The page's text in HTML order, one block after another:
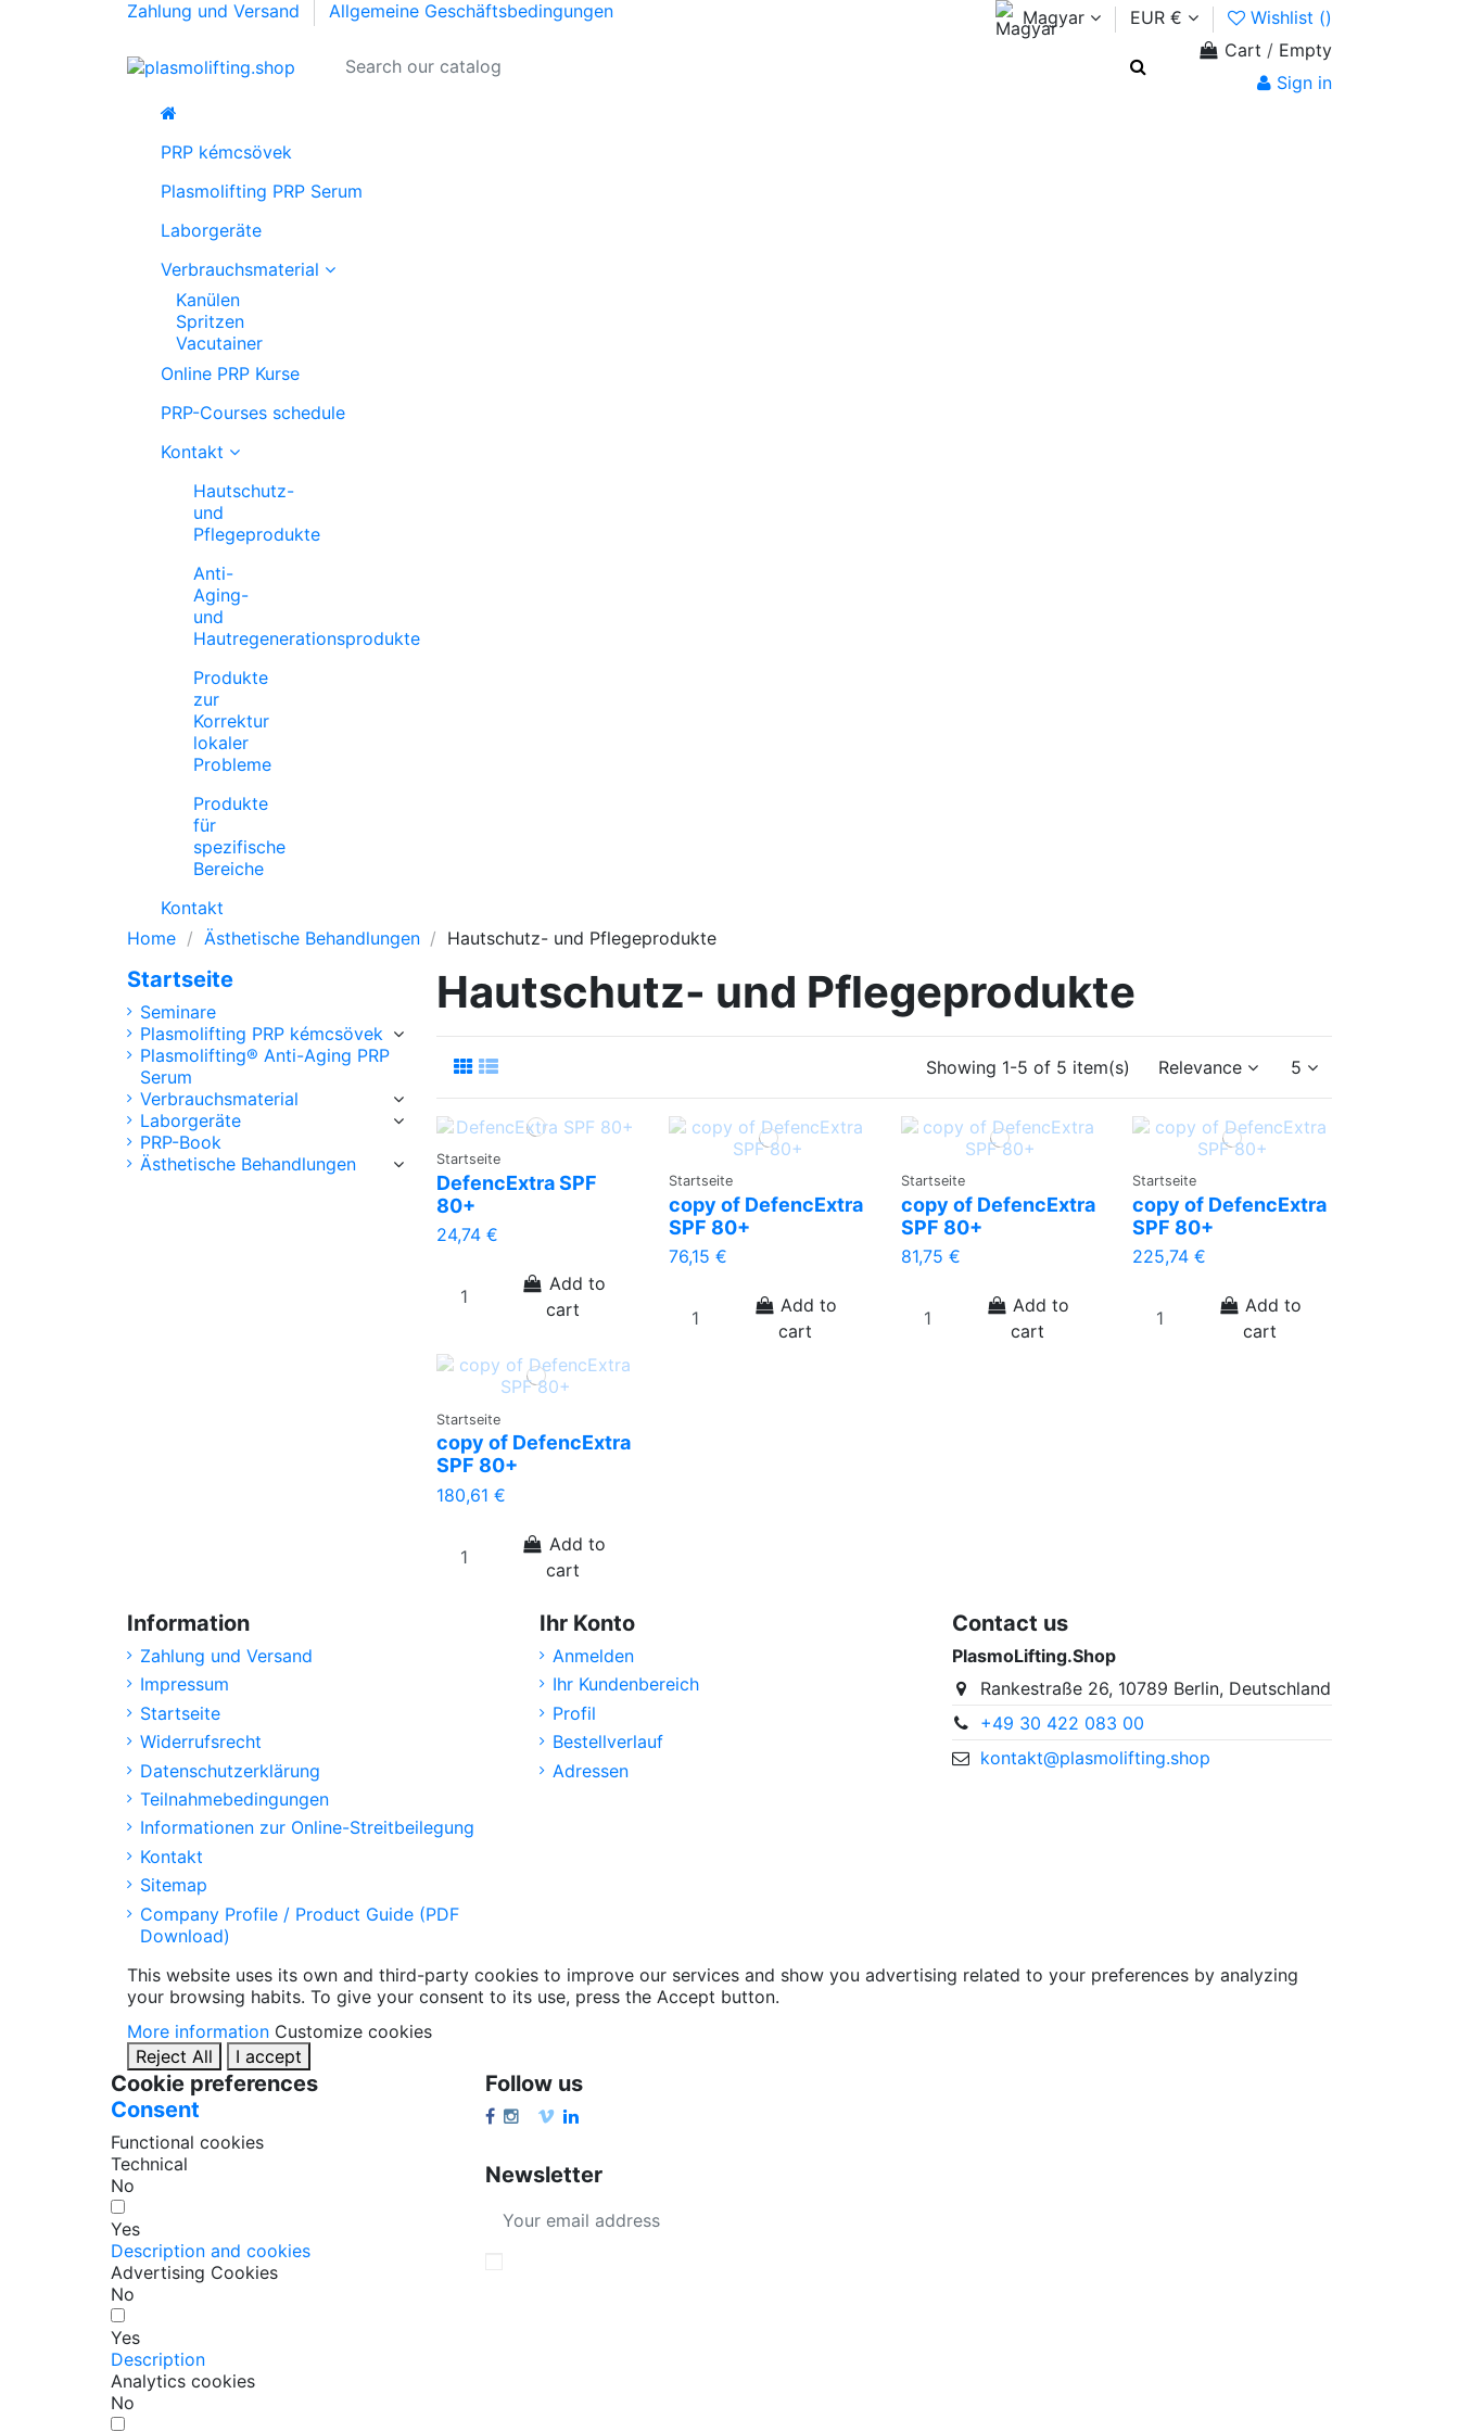
Zahlung und Versand Allgemeine Geschäftsbedingungen Magyar EUR € Wishlist ()
Cart / Empty
Sign in
PRP kémcsövek
Plasmolifting PRP Serum
Laborgeräte
Verbrauchsmaterial
Kanülen
Spritzen
Vacutainer
Online PRP Kurse
PRP-Courses schedule
Kontakt
Hautschutz-
und
Pflegeprodukte
Anti-
Aging-
und
Hautregenerationsprodukte
Produkte
zur
Korrektur
lokaler
Probleme
Produkte
für
spezifische
Bereiche
Kontakt
Home
Ästhetische Behandlungen Hautschutz- und Pflegeprodukte
Hautschutz- und Pflegeprodukte
Showing 1-5 of 5 item(s) Relevance 5
Startseite
DefencExtra SPF
80+
24,74 €
Add to
cart
Startseite
copy of DefencExtra
SPF 80+
76,15 €
Add to
cart
Startseite
copy of DefencExtra
SPF 80+
81,75 €
Add to
cart
Startseite
copy of DefencExtra
SPF 80+
225,74 €
Add to
cart
Startseite
copy of DefencExtra
SPF 80+
180,61 €
Add to
cart
Startseite
Seminare
Plasmolifting PRP kémcsövek
Plasmolifting® Anti-Aging PRP
Serum
Verbrauchsmaterial
Laborgeräte
PRP-Book
Ästhetische Behandlungen
Information
Zahlung und Versand
Impressum
Startseite
Widerrufsrecht
Datenschutzerklärung
Teilnahmebedingungen
Informationen zur Online-Streitbeilegung
Kontakt
Sitemap
Company Profile / Product Guide (PDF
Download)
Ihr Konto
Anmelden
Ihr Kundenbereich
Profil
Bestellverlauf
Adressen
Contact us
PlasmoLifting.Shop
Rankestraße 26, 10789 Berlin, Deutschland
+49 30 422 083 00
kontakt@plasmolifting.shop
This website uses its own and third-party cookies to improve our services and show you advertising related to your preferences by analyzing
your browsing habits. To give your consent to its use, press the Accept button.
More information Customize cookies
Reject All
I accept
Cookie preferences
Consent
Functional cookies
Technical
No
Yes
Description and cookies
Advertising Cookies
No
Yes
Description
Analytics cookies
No
Follow us
Newsletter